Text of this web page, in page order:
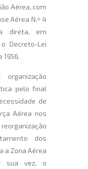
Aérea, com
Aérea N.º 4
direta, em
Decreto-Lei
1956.
pelo final
de
Aérea nos
dos
a Zona Aérea
sua vez, o